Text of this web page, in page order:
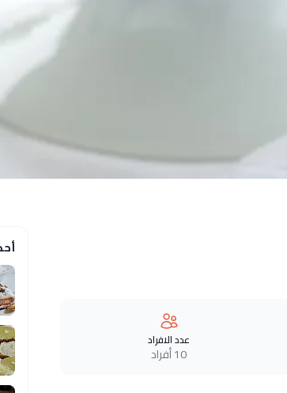
عدد الافراد
10 أفراد